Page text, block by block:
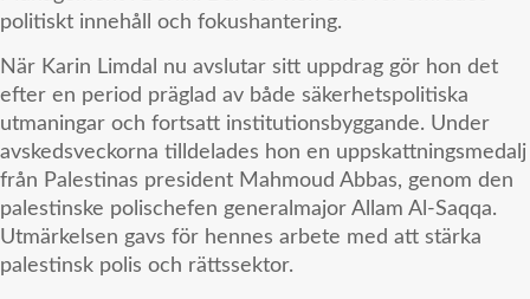
politiskt innehåll och fokushantering.
När Karin Limdal nu avslutar sitt uppdrag gör hon det
efter en period präglad av både säkerhetspolitiska
utmaningar och fortsatt institutionsbyggande. Under
avskedsveckorna tilldelades hon en uppskattningsmedalj
från Palestinas president Mahmoud Abbas, genom den
palestinske polischefen generalmajor Allam Al-Saqqa.
Utmärkelsen gavs för hennes arbete med att stärka
palestinsk polis och rättssektor.